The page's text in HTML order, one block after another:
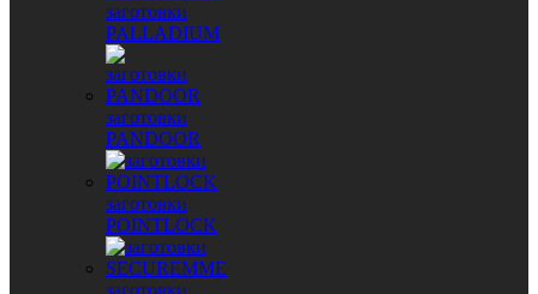
заготовки
PALLADIUM
заготовки
PANDOOR
заготовки
POINTLOCK
заготовки